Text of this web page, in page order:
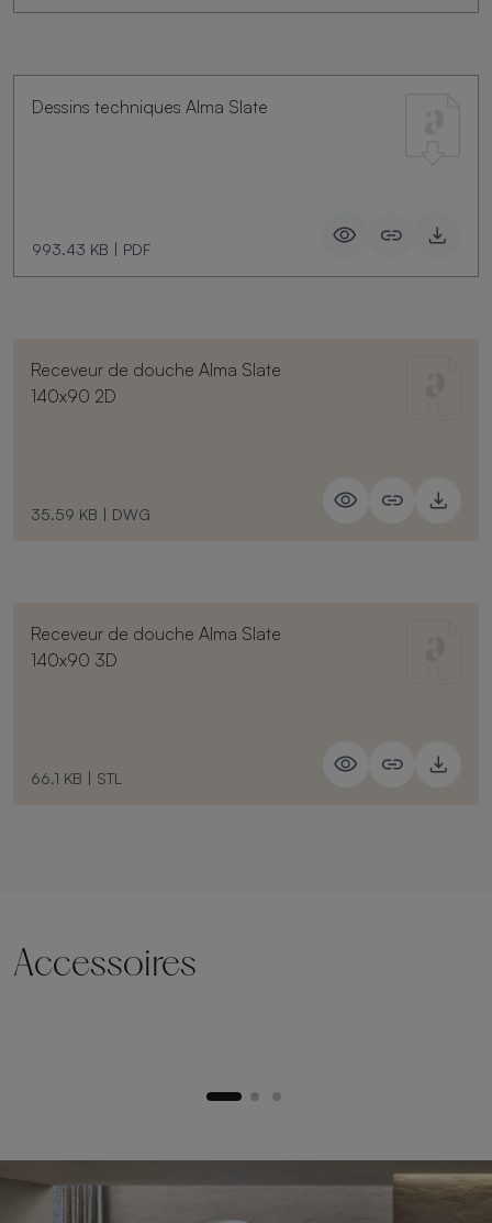
Dessins techniques Alma Slate
993.43 KB | PDF
Receveur de douche Alma Slate
140x90 2D
35.59 KB | DWG
Receveur de douche Alma Slate
140x90 3D
66.1 KB | STL
Accessoires